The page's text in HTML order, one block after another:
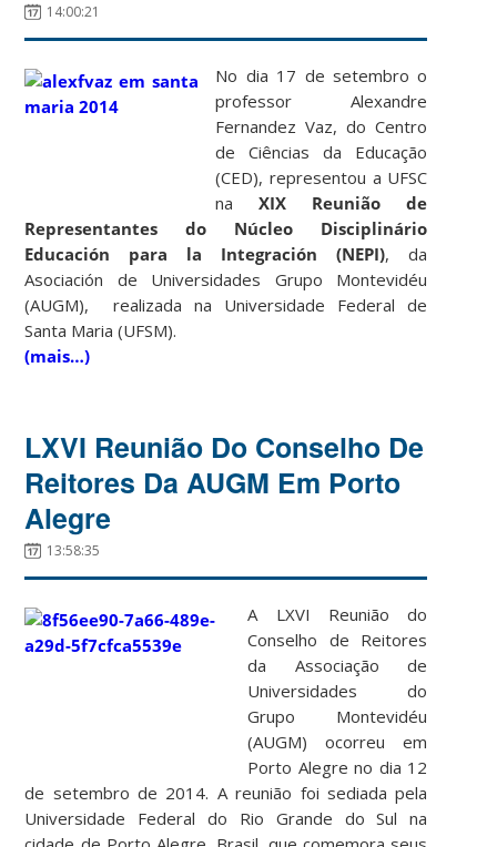
14:00:21
No dia 17 de setembro o
professor Alexandre
Fernandez Vaz, do Centro
de Ciências da Educação
(CED), representou a UFSC
naXIX Reunião de
Representantes do Núcleo Disciplinário
Educación para la Integración
(NEPI), da
Asociación de Universidades Grupo Montevidéu
(AUGM), realizada na Universidade Federal de
Santa Maria (UFSM).
(mais…)
LXVI Reunião Do Conselho De
Reitores Da AUGM Em Porto
Alegre
13:58:35
A LXVI Reunião do
Conselho de Reitores
da Associação de
Universidades do
Grupo Montevidéu
(AUGM) ocorreu em
Porto Alegre no dia 12
de setembro de 2014. A reunião foi sediada pela
Universidade Federal do Rio Grande do Sul na